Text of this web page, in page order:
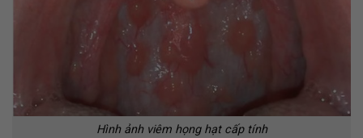
Hình ảnh viêm họng hạt cấp tính